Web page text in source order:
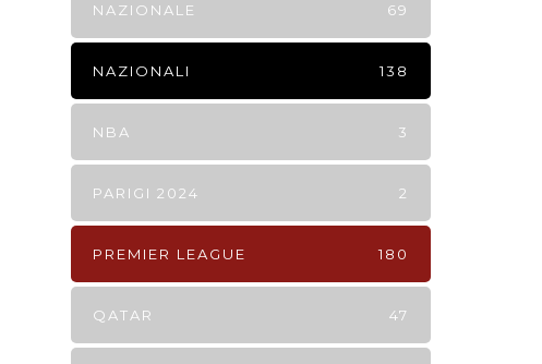
NAZIONALE 69
NAZIONALI 138
NBA 3
PARIGI 2024 2
PREMIER LEAGUE 180
QATAR 47